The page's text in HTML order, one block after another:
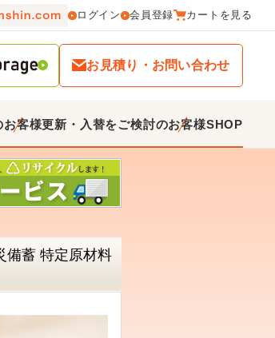
ログイン 会員登録 カートを見る
お見積り・お問い合わせ
お客様更新・入替をご検討のお客様SHOP
備蓄 特定原材料